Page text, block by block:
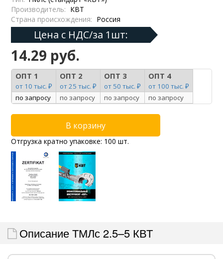
Производитель: КВТ
Страна происхождения: Россия
Цена с НДС/за 1шт:
14.29 руб.
ОПТ 1
от 10 тыс. ₽
ОПТ 2
от 25 тыс. ₽
ОПТ 3
от 50 тыс. ₽
ОПТ 4
от 100 тыс. ₽
по запросу
по запросу по запросу по запросу
Отгрузка кратно упаковке: 100 шт.
Описание ТМЛс 2.5–5 КВТ